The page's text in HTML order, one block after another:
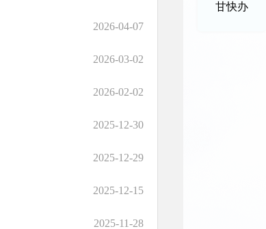
甘快办
2026-04-07
2026-03-02
2026-02-02
2025-12-30
2025-12-29
2025-12-15
2025-11-28